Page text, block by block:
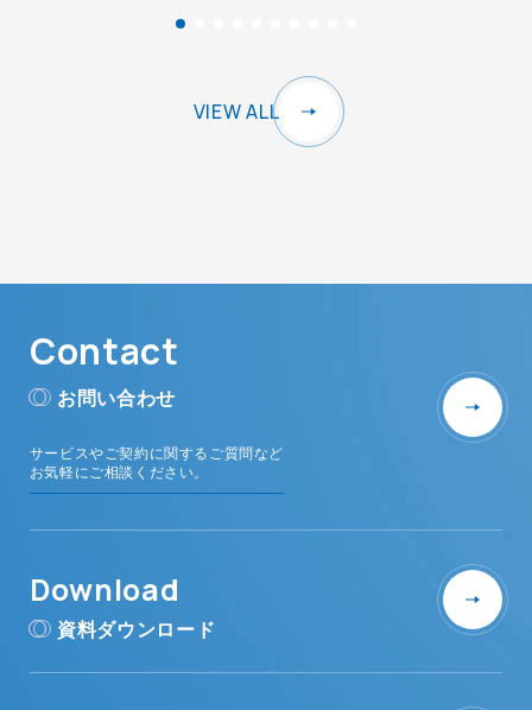
VIEW ALL
Contact
お問い合わせ
サービスやご契約に関するご質問など
お気軽にご相談ください。
Download
資料ダウンロード